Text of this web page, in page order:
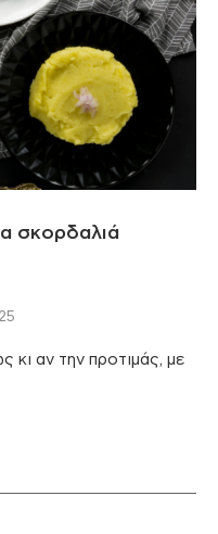
σκορδαλιά
αν την προτιμάς, με